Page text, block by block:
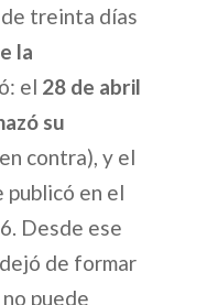
treinta días
la
el 28 de abril
su
contra), y el
publicó en el
Desde ese
de formar
puede